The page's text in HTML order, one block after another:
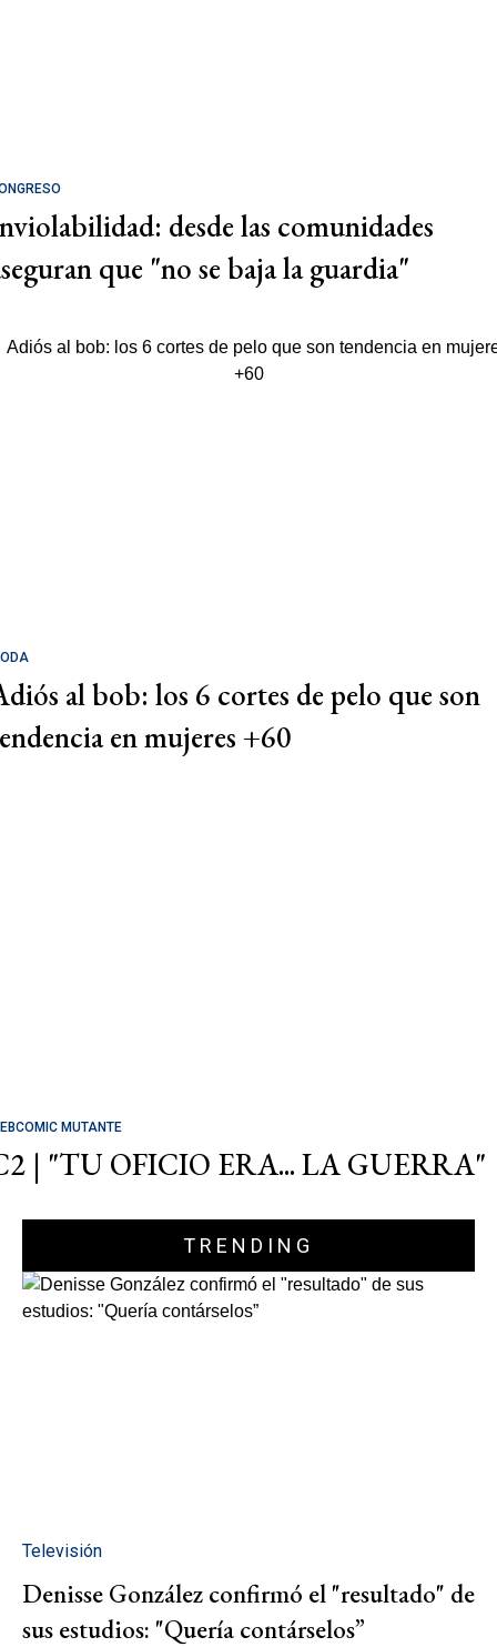
desde las comunidades
que "no se baja la guardia"
al bob: los 6 cortes de pelo que son
en mujeres +60
MUTANTE
| "TU OFICIO ERA... LA GUERRA"
TRENDING
Televisión
Denisse González confirmó el "resultado" de
sus estudios: "Quería contárselos”